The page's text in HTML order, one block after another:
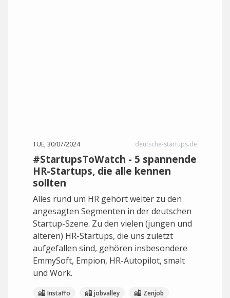
TUE, 30/07/2024 deutsche-startups.de
#StartupsToWatch - 5 spannende
HR-Startups, die alle kennen
sollten
Alles rund um HR gehört weiter zu den
angesagten Segmenten in der deutschen
Startup-Szene. Zu den vielen (jungen und
älteren) HR-Startups, die uns zuletzt
aufgefallen sind, gehören insbesondere
EmmySoft, Empion, HR-Autopilot, smalt
und Wörk.
Instaffo jobvalley
Zenjob